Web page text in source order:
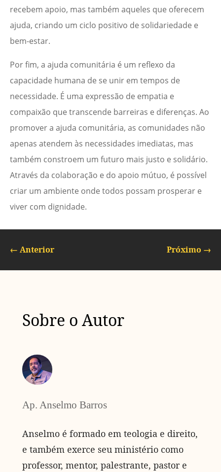
recebem apoio, mas também aqueles que oferecem
ajuda, criando um ciclo positivo de solidariedade e
bem-estar.
Por fim, a ajuda comunitária é um reflexo da
capacidade humana de se unir em tempos de
necessidade. É uma expressão de empatia e
compaixão que transcende barreiras e diferenças. Ao
promover a ajuda comunitária, as comunidades não
apenas atendem às necessidades imediatas, mas
também constroem um futuro mais justo e solidário.
Através da colaboração e do apoio mútuo, é possível
criar um ambiente onde todos possam prosperar e
viver com dignidade.
← Anterior Próximo →
Sobre o Autor
Ap. Anselmo Barros
Anselmo é formado em teologia e direito,
e também exerce seu ministério como
professor, mentor, palestrante, pastor e